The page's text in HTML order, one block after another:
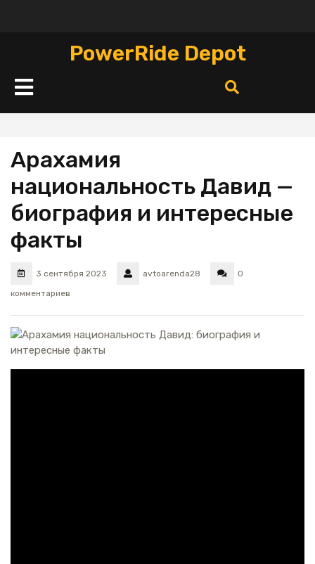
PowerRide Depot
Кнопка
Открыть
Арахамия
национальность Давид —
биография и интересные
факты
3 сентября 2023 avtoarenda28
0
комментариев